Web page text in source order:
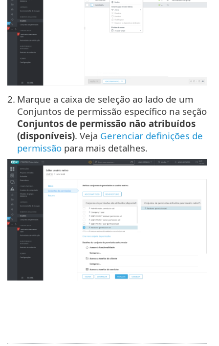
2. Marque a caixa de seleção ao lado de um
Conjuntos de permissão específico na seção
Conjuntos de permissão não atribuídos
(disponíveis). Veja Gerenciar definições de
permissão para mais detalhes.